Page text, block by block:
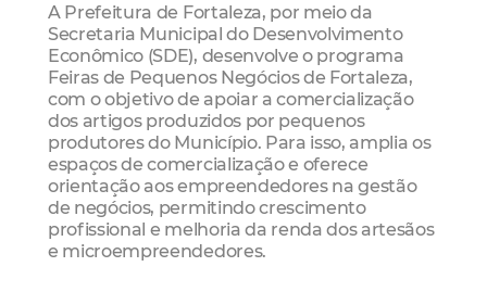
A Prefeitura de Fortaleza, por meio da
Secretaria Municipal do Desenvolvimento
Econômico (SDE), desenvolve o programa
Feiras de Pequenos Negócios de Fortaleza,
com o objetivo de apoiar a comercialização
dos artigos produzidos por pequenos
produtores do Município. Para isso, amplia os
espaços de comercialização e oferece
orientação aos empreendedores na gestão
de negócios, permitindo crescimento
profissional e melhoria da renda dos artesãos
e microempreendedores.